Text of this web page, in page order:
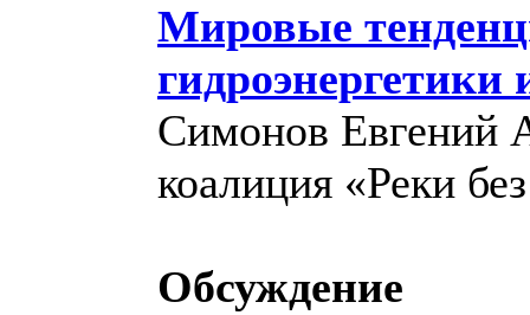
Мировые
гидроэнергетики
Симонов Евгений
коалиция «Реки
Обсуждение